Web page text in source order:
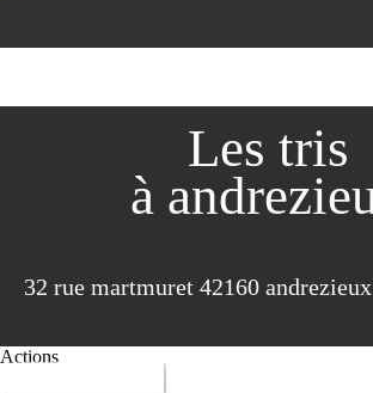
Les tris
à
32 rue martmuret 42160 andrezieux
Actions